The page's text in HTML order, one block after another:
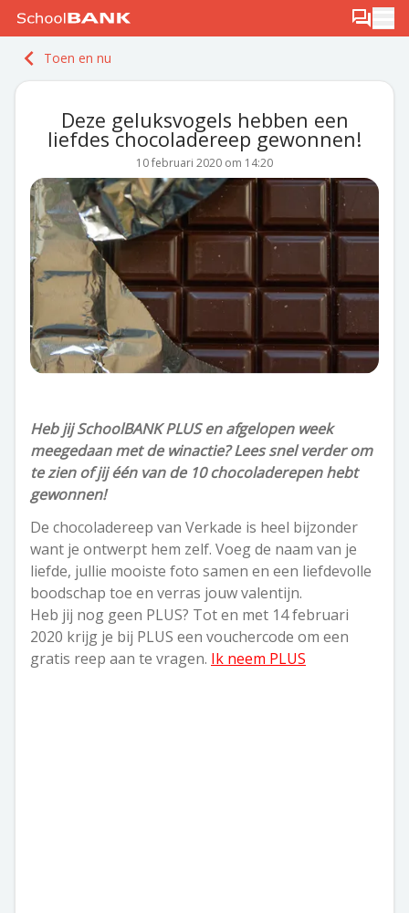
Ga naar de inhoud Berichten
Meld je gratis aan
Toen en nu
Deze geluksvogels hebben een
liefdes chocoladereep gewonnen!
10 februari 2020 om 14:20
Heb jij SchoolBANK PLUS en afgelopen week
meegedaan met de winactie? Lees snel verder om
te zien of jij één van de 10 chocoladerepen hebt
gewonnen!
De chocoladereep van Verkade is heel bijzonder
want je ontwerpt hem zelf. Voeg de naam van je
liefde, jullie mooiste foto samen en een liefdevolle
boodschap toe en verras jouw valentijn.
Heb jij nog geen PLUS? Tot en met 14 februari
2020 krijg je bij PLUS een vouchercode om een
gratis reep aan te vragen. Ik neem PLUS